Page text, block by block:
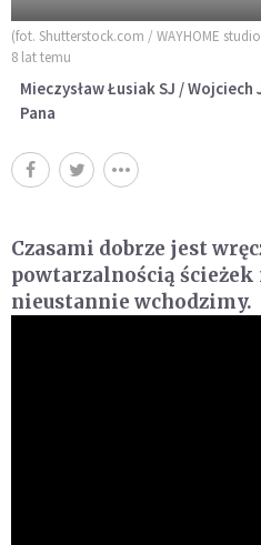
(fot. Shutterstock.com / WAYHOME
8 lat temu
Mieczysław Łusiak SJ /
Pana
Czasami dobrze jest
powtarzalnością
nieustannie wchodzimy.